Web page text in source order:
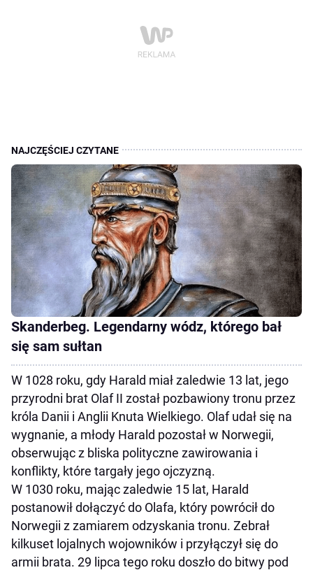
Skanderbeg. Legendarny wódz, którego bał
się sam sułtan
W 1028 roku, gdy Harald miał zaledwie 13 lat, jego
przyrodni brat Olaf II został pozbawiony tronu przez
króla Danii i Anglii Knuta Wielkiego. Olaf udał się na
wygnanie, a młody Harald pozostał w Norwegii,
obserwując z bliska polityczne zawirowania i
konflikty, które targały jego ojczyzną.
W 1030 roku, mając zaledwie 15 lat, Harald
postanowił dołączyć do Olafa, który powrócił do
Norwegii z zamiarem odzyskania tronu. Zebrał
kilkuset lojalnych wojowników i przyłączył się do
armii brata. 29 lipca tego roku doszło do bitwy pod